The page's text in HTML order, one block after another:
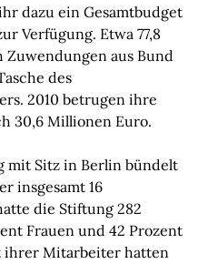
dazu ein Gesamtbudget
Verfügung. Etwa 77,8
aus Bund
des
2010 betrugen ihre
30,6 Millionen Euro.
mit Sitz in Berlin bündelt
insgesamt 16
die Stiftung 282
Frauen und 42 Prozent
ihrer Mitarbeiter hatten